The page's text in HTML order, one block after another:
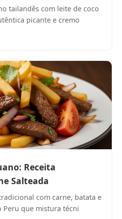
tailandês com leite de coco
picante e cremo
Receita
Salteada
com carne, batata e
que mistura técni